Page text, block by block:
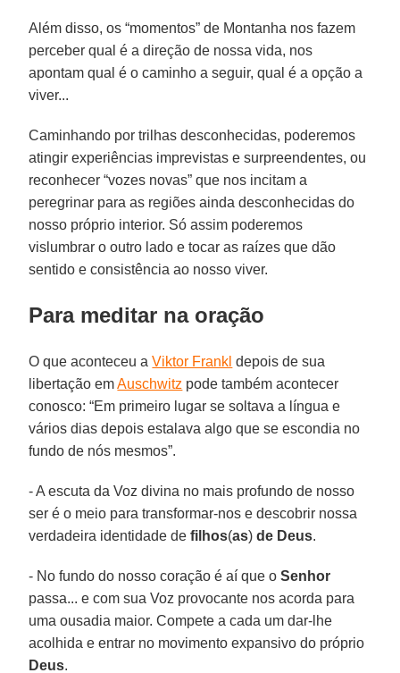
Além disso, os “momentos” de Montanha nos fazem
perceber qual é a direção de nossa vida, nos
apontam qual é o caminho a seguir, qual é a opção a
viver...
Caminhando por trilhas desconhecidas, poderemos
atingir experiências imprevistas e surpreendentes, ou
reconhecer “vozes novas” que nos incitam a
peregrinar para as regiões ainda desconhecidas do
nosso próprio interior. Só assim poderemos
vislumbrar o outro lado e tocar as raízes que dão
sentido e consistência ao nosso viver.
Para meditar na oração
O que aconteceu aViktor Frankl depois de sua
libertação emAuschwitz pode também acontecer
conosco: “Em primeiro lugar se soltava a língua e
vários dias depois estalava algo que se escondia no
fundo de nós mesmos”.
- A escuta da Voz divina no mais profundo de nosso
ser é o meio para transformar-nos e descobrir nossa
verdadeira identidade defilhos(as) de Deus.
- No fundo do nosso coração é aí que o Senhor
passa... e com sua Voz provocante nos acorda para
uma ousadia maior. Compete a cada um dar-lhe
acolhida e entrar no movimento expansivo do próprio
Deus.